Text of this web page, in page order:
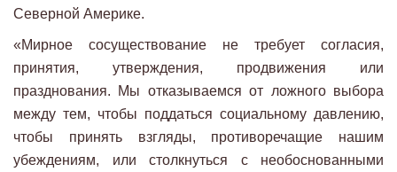
Северной Америке.
«Мирное сосуществование не требует согласия,
принятия, утверждения, продвижения или
празднования. Мы отказываемся от ложного выбора
между тем, чтобы поддаться социальному давлению,
чтобы принять взгляды, противоречащие нашим
убеждениям, или столкнуться с необоснованными